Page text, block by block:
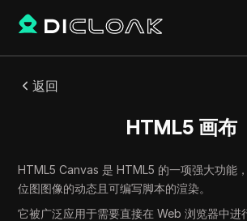
返回
HTML5 画布
HTML5 Canvas 是 HTML5 的一项强大功能
位图图像的动态且可编写脚本的渲染。
它被广泛应用于需要直接在 Web 浏览器中进